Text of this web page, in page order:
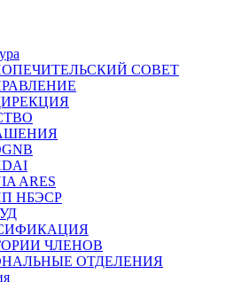
СОВЕТ
ARES
НБЭСР
ЧЛЕНОВ
ОТДЕЛЕНИЯ